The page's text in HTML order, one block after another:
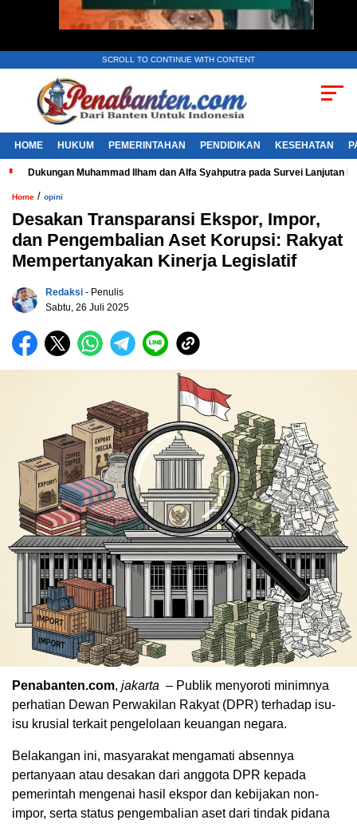
SCROLL TO CONTINUE WITH CONTENT
HOME HUKUM PEMERINTAHAN PENDIDIKAN KESEHATAN
Dukungan Muhammad Ilham dan Alfa Syahputra pada Survei Lanjutan
Home / opini
Desakan Transparansi Ekspor, Impor,
dan Pengembalian Aset Korupsi: Rakyat
Mempertanyakan Kinerja Legislatif
Redaksi - Penulis
Sabtu, 26 Juli 2025
Penabanten.com, jakarta – Publik menyoroti minimnya
perhatian Dewan Perwakilan Rakyat (DPR) terhadap isu-
isu krusial terkait pengelolaan keuangan negara.
Belakangan ini, masyarakat mengamati absennya
pertanyaan atau desakan dari anggota DPR kepada
pemerintah mengenai hasil ekspor dan kebijakan non-
impor, serta status pengembalian aset dari tindak pidana